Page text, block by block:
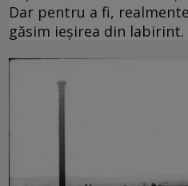
Dar pentru a fi,
găsim ieșirea din labirint.